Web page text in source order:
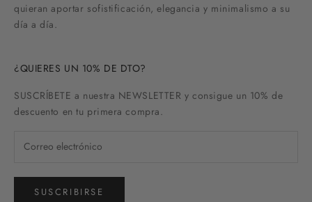
quieran aportar sofistificación, elegancia y minimalismo a su
día a día.
¿QUIERES UN 10% DE DTO?
SUSCRÍBETE a nuestra NEWSLETTER y consigue un 10% de
descuento en tu primera compra.
SUSCRIBIRSE